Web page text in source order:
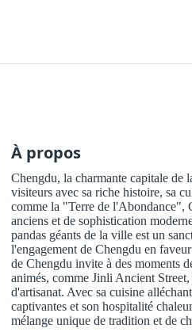
À propos
Chengdu, la charmante capitale de
visiteurs avec sa riche histoire, sa
comme la "Terre de l'Abondance",
anciens et de sophistication
pandas géants de la ville est un
l'engagement de Chengdu en
de Chengdu invite à des moments
animés, comme Jinli Ancient
d'artisanat. Avec sa cuisine
captivantes et son hospitalité
mélange unique de tradition et de